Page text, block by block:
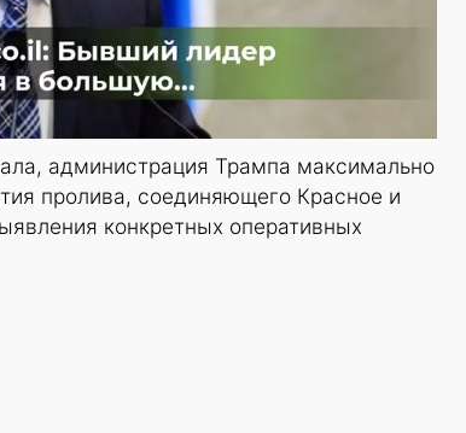
администрация Трампа максимально
пролива, соединяющего Красное и
конкретных оперативных